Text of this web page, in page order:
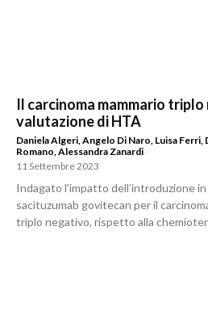
Il carcinoma mammario
valutazione di HTA
Daniela Algeri Angelo Di Naro Luisa Ferri
Romano Alessandra Zanardi -
11 Settembre 2023
Indagato l'impatto dell’introduzione
sacituzumab govitecan per il
triplo negativo, rispetto alla